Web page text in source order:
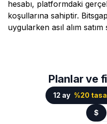
hesabı, platformdaki
koşullarına sahiptir.
uygularken asıl alım satım
Planlar ve
12 ay %20
$